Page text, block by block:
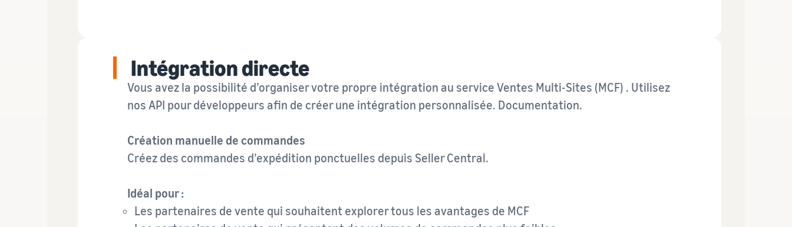
Intégration directe
Vous avez la possibilité d’organiser votre propre intégration au service Ventes Multi-Sites (MCF) . Utilisez
nos API pour développeurs afin de créer une intégration personnalisée. Documentation.
Création manuelle de commandes
Créez des commandes d’expédition ponctuelles depuis Seller Central.
Idéal pour :
Les partenaires de vente qui souhaitent explorer tous les avantages de MCF